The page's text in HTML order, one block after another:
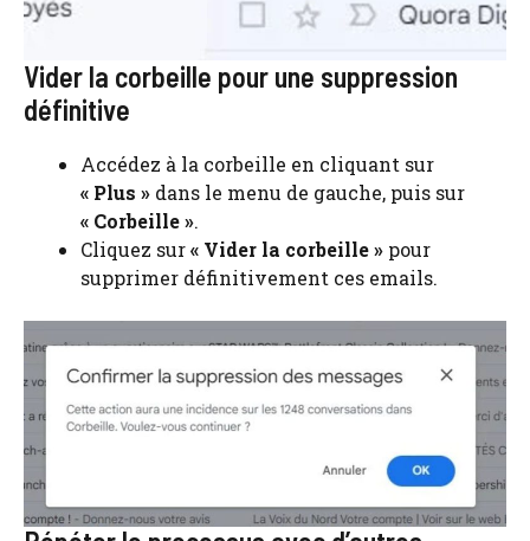
Vider la corbeille pour une suppression
définitive
Accédez à la corbeille en cliquant sur
« Plus » dans le menu de gauche, puis sur
« Corbeille ».
Cliquez sur« Vider la corbeille » pour
supprimer définitivement ces emails.